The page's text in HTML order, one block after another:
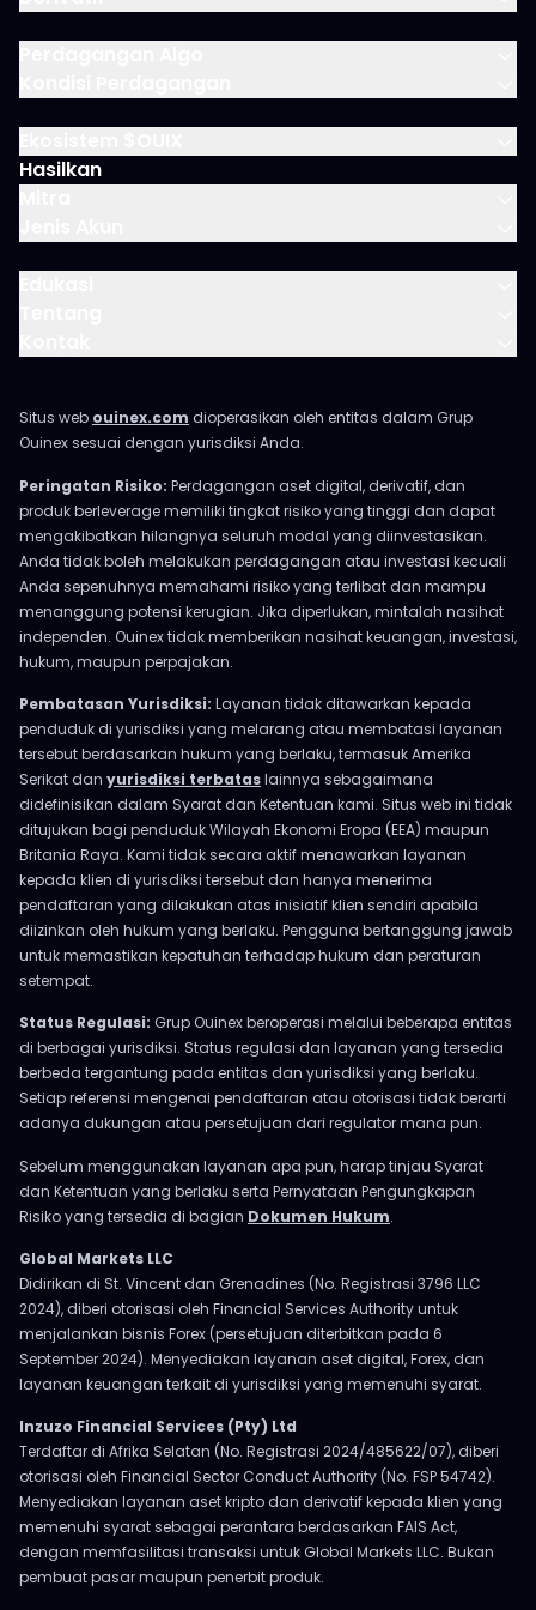
Hasilkan
Situs web ouinex.com dioperasikan oleh entitas dalam Grup
Ouinex sesuai dengan yurisdiksi Anda.
Peringatan Risiko: Perdagangan aset digital, derivatif, dan
produk berleverage memiliki tingkat risiko yang tinggi dan dapat
mengakibatkan hilangnya seluruh modal yang diinvestasikan.
Anda tidak boleh melakukan perdagangan atau investasi kecuali
Anda sepenuhnya memahami risiko yang terlibat dan mampu
menanggung potensi kerugian. Jika diperlukan, mintalah nasihat
independen. Ouinex tidak memberikan nasihat keuangan, investasi,
hukum, maupun perpajakan.
Pembatasan Yurisdiksi: Layanan tidak ditawarkan kepada
penduduk di yurisdiksi yang melarang atau membatasi layanan
tersebut berdasarkan hukum yang berlaku, termasuk Amerika
Serikat dan yurisdiksi terbataslainnya sebagaimana
didefinisikan dalam Syarat dan Ketentuan kami. Situs web ini tidak
ditujukan bagi penduduk Wilayah Ekonomi Eropa (EEA) maupun
Britania Raya. Kami tidak secara aktif menawarkan layanan
kepada klien di yurisdiksi tersebut dan hanya menerima
pendaftaran yang dilakukan atas inisiatif klien sendiri apabila
diizinkan oleh hukum yang berlaku. Pengguna bertanggung jawab
untuk memastikan kepatuhan terhadap hukum dan peraturan
setempat.
Status Regulasi: Grup Ouinex beroperasi melalui beberapa entitas
di berbagai yurisdiksi. Status regulasi dan layanan yang tersedia
berbeda tergantung pada entitas dan yurisdiksi yang berlaku.
Setiap referensi mengenai pendaftaran atau otorisasi tidak berarti
adanya dukungan atau persetujuan dari regulator mana pun.
Sebelum menggunakan layanan apa pun, harap tinjau Syarat
dan Ketentuan yang berlaku serta Pernyataan Pengungkapan
Risiko yang tersedia di bagian Dokumen Hukum.
Global Markets LLC
Didirikan di St. Vincent dan Grenadines (No. Registrasi 3796 LLC
2024), diberi otorisasi oleh Financial Services Authority untuk
menjalankan bisnis Forex (persetujuan diterbitkan pada 6
September 2024). Menyediakan layanan aset digital, Forex, dan
layanan keuangan terkait di yurisdiksi yang memenuhi syarat.
Inzuzo Financial Services (Pty) Ltd
Terdaftar di Afrika Selatan (No. Registrasi 2024/485622/07), diberi
otorisasi oleh Financial Sector Conduct Authority (No. FSP 54742).
Menyediakan layanan aset kripto dan derivatif kepada klien yang
memenuhi syarat sebagai perantara berdasarkan FAIS Act,
dengan memfasilitasi transaksi untuk Global Markets LLC. Bukan
pembuat pasar maupun penerbit produk.